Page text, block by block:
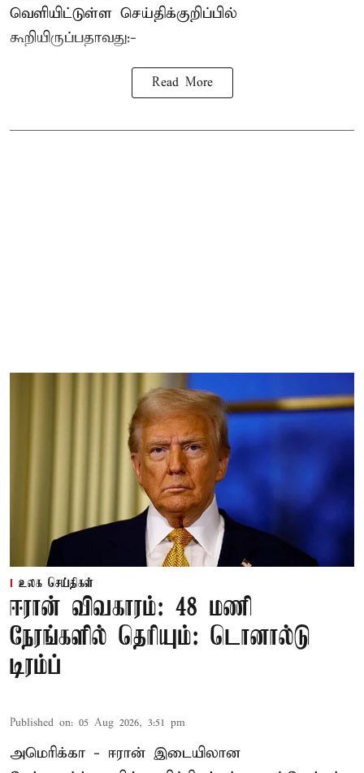
வெளியிட்டுள்ள செய்திக்குறிப்பில்
கூறியிருப்பதாவது:-
Read More
உலக செய்திகள்
ஈரான் விவகாரம்: 48 மணி
நேரங்களில் தெரியும்: டொனால்டு
டிரம்ப்
Published on: 05 Aug 2026, 3:51 pm
அமெரிக்கா - ஈரான் இடையிலான